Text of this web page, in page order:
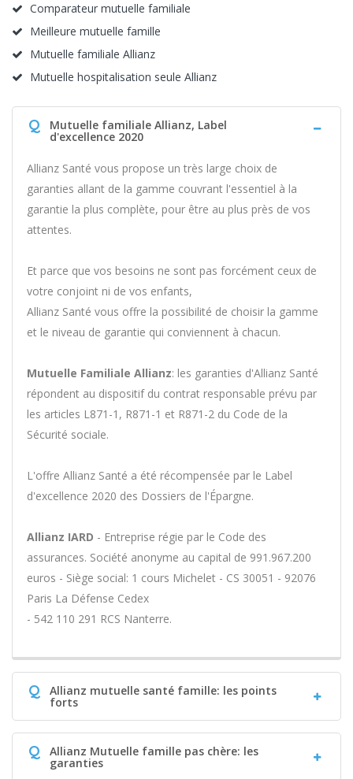
Comparateur mutuelle familiale
Meilleure mutuelle famille
Mutuelle familiale Allianz
Mutuelle hospitalisation seule Allianz
Q Mutuelle familiale Allianz, Label
d'excellence 2020
Allianz Santé vous propose un très large choix de
garanties allant de la gamme couvrant l'essentiel à la
garantie la plus complète, pour être au plus près de vos
attentes.
Et parce que vos besoins ne sont pas forcément ceux de
votre conjoint ni de vos enfants,
Allianz Santé vous offre la possibilité de choisir la gamme
et le niveau de garantie qui conviennent à chacun.
Mutuelle Familiale Allianz: les garanties d'Allianz Santé
répondent au dispositif du contrat responsable prévu par
les articles L871-1, R871-1 et R871-2 du Code de la
Sécurité sociale.
L'offre Allianz Santé a été récompensée par le Label
d'excellence 2020 des Dossiers de l'Épargne.
Allianz IARD - Entreprise régie par le Code des
assurances. Société anonyme au capital de 991.967.200
euros - Siège social: 1 cours Michelet - CS 30051 - 92076
Paris La Défense Cedex
- 542 110 291 RCS Nanterre.
Q Allianz mutuelle santé famille: les points
forts
Q Allianz Mutuelle famille pas chère: les
garanties